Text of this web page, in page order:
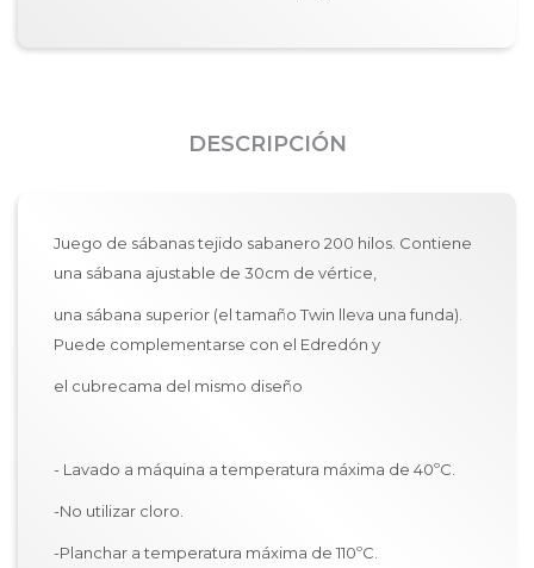
DESCRIPCIÓN
Juego de sábanas tejido sabanero 200 hilos. Contiene
una sábana ajustable de 30cm de vértice,
una sábana superior (el tamaño Twin lleva una funda).
Puede complementarse con el Edredón y
el cubrecama del mismo diseño
- Lavado a máquina a temperatura máxima de 40ºC.
-No utilizar cloro.
-Planchar a temperatura máxima de 110ºC.